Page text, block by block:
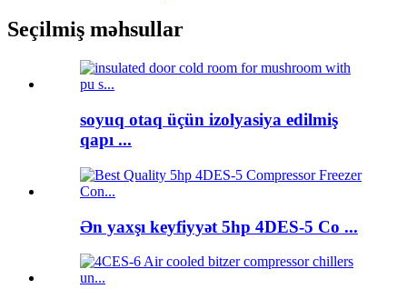
Seçilmiş məhsullar
soyuq otaq üçün izolyasiya edilmiş
qapı ...
Ən yaxşı keyfiyyət 5hp 4DES-5 Co ...